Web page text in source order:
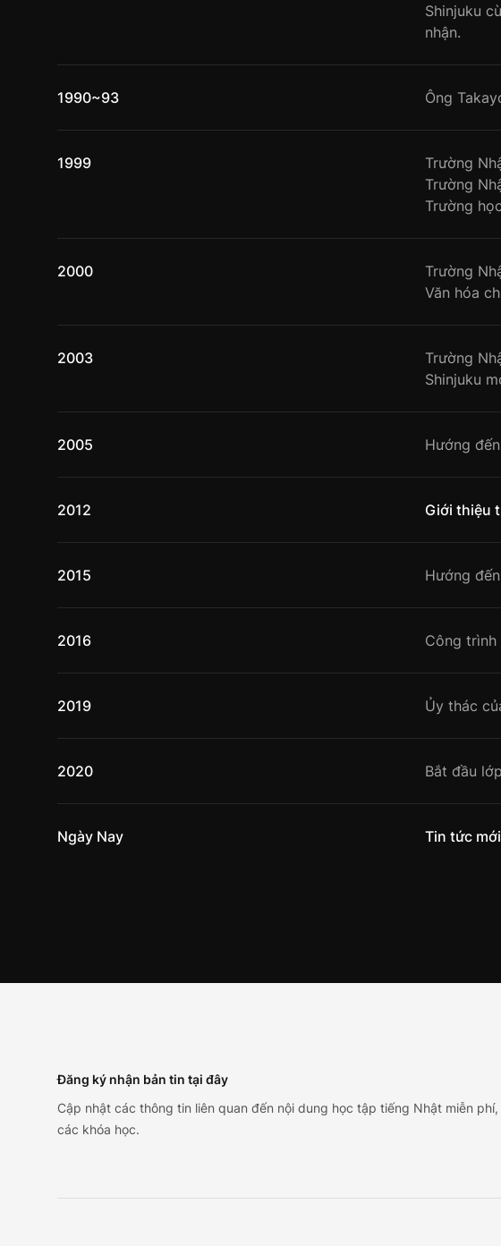
Shinjuku
nhận.
1990~93 Ông
1999
Trường
Trường
Trường
2000
Trường
Văn hóa
2003
Trường
Shinjuku
2005 Hướng
2012 Giới thiệu
2015 Hướng
2016 Công trình
2019 Ủy thác
2020 Bắt đầu
Ngày Nay Tin tức
Đăng ký nhận bản tin tại đây
Cập nhật các thông tin liên quan đến nội dung học tập tiếng Nhật miễn
các khóa học.